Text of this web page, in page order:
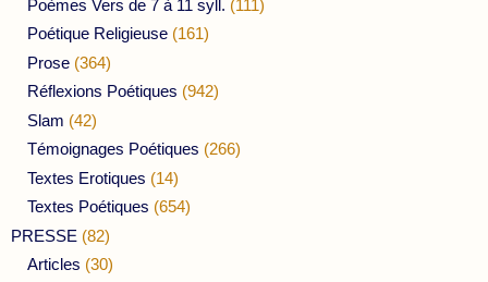
Poèmes Vers de 7 à 11 syll. (111)
Poétique Religieuse (161)
Prose (364)
Réflexions Poétiques (942)
Slam (42)
Témoignages Poétiques (266)
Textes Erotiques (14)
Textes Poétiques (654)
PRESSE (82)
Articles (30)